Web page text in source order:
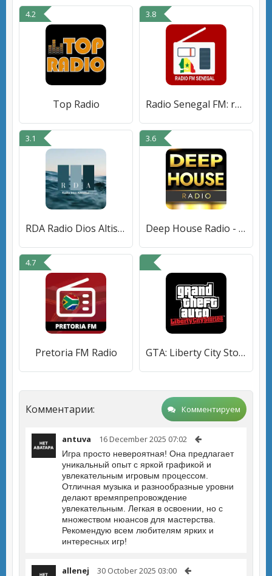
4.2
Top Radio
3.8
Radio Senegal FM: radio en lig
3.1
RDA Radio Dios Altisimo
3.6
Deep House Radio - EDM Музыка
4.7
Pretoria FM Radio GTA: Liberty City Stories
Комментарии: Комментируем
antuva 16 December 2025 07:02
Игра просто невероятная! Она предлагает
уникальный опыт с яркой графикой и
увлекательным игровым процессом.
Отличная музыка и разнообразные уровни
делают времяпрепровождение
увлекательным. Легкая в освоении, но с
множеством нюансов для мастерства.
Рекомендую всем любителям ярких и
интересных игр!
allenej 30 October 2025 03:00